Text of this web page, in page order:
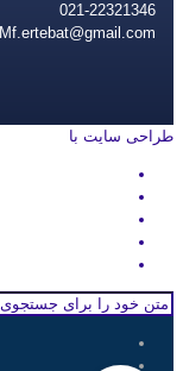
021-22321346
Mf.ertebat@gmail.com
طراحی سایت با